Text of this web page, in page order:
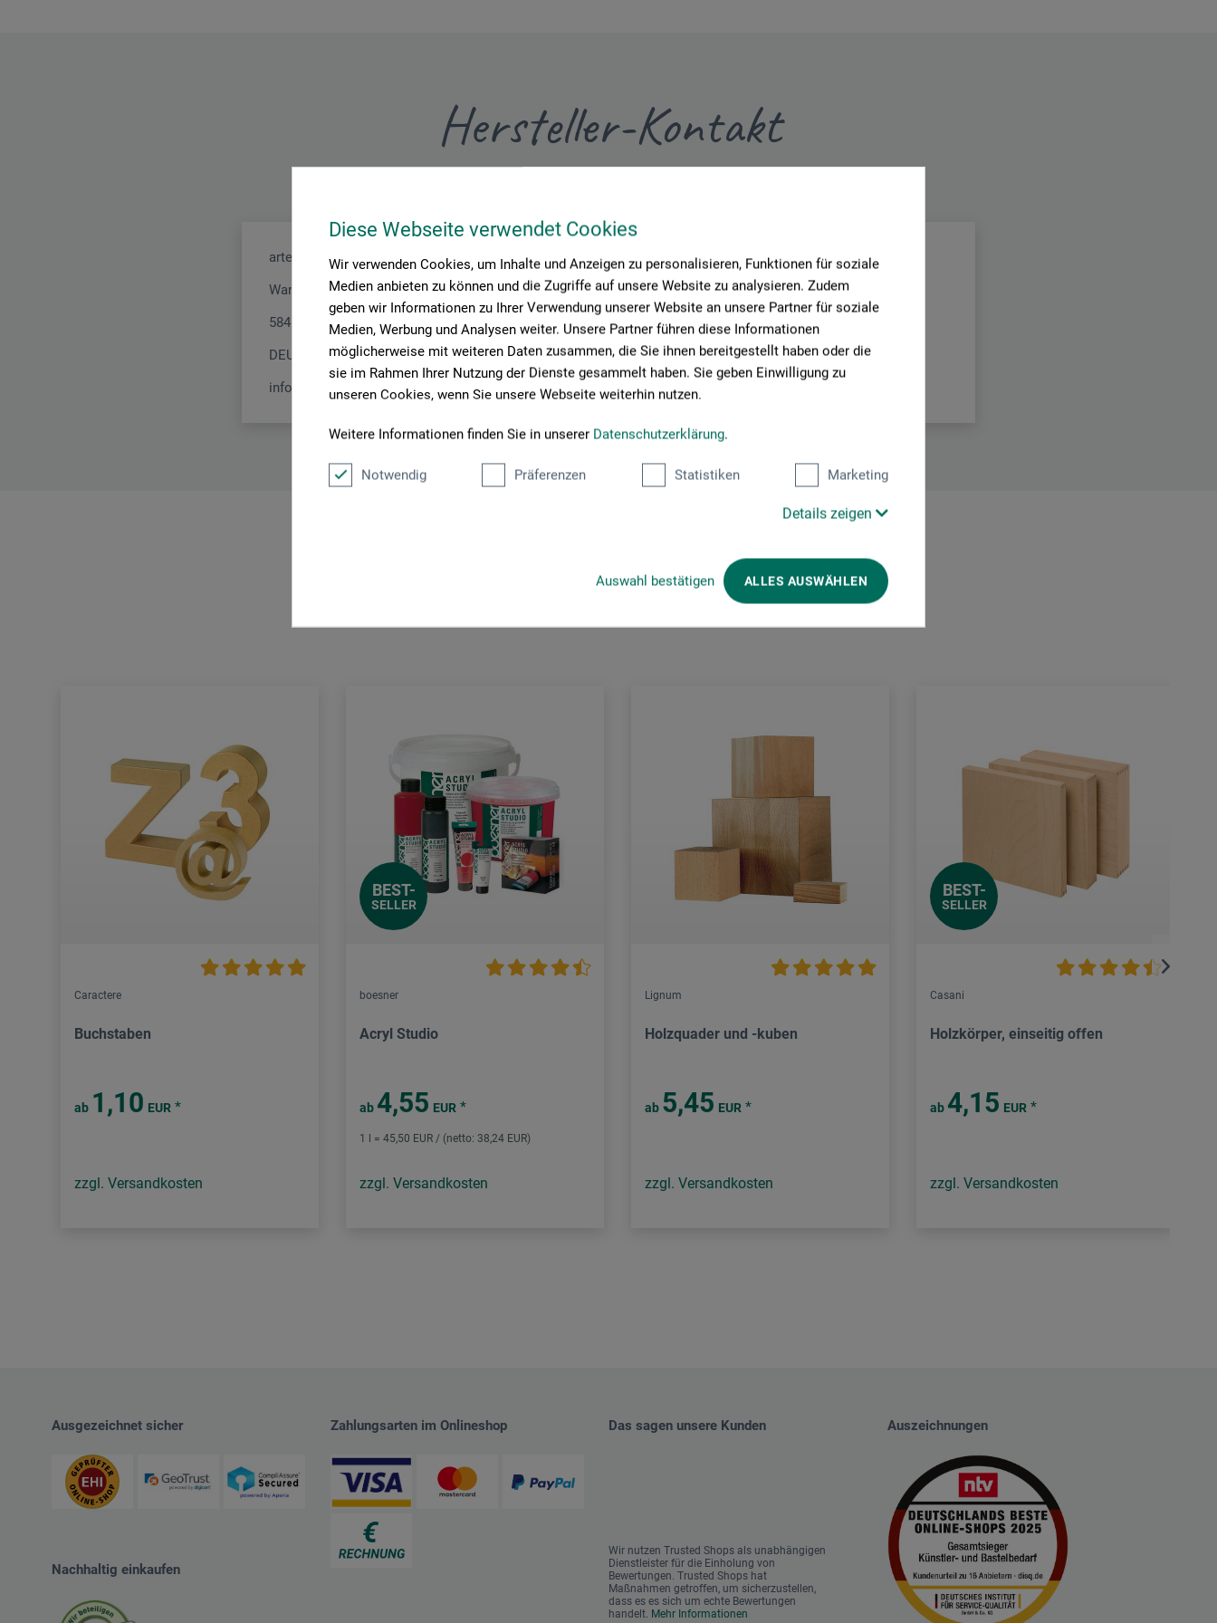
Diese Webseite verwendet Cookies
Wir verwenden Cookies, um Inhalte und Anzeigen zu personalisieren, Funktionen für soziale
Medien anbieten zu können und die Zugriffe auf unsere Website zu analysieren. Zudem
geben wir Informationen zu Ihrer Verwendung unserer Website an unsere Partner für soziale
Medien, Werbung und Analysen weiter. Unsere Partner führen diese Informationen
möglicherweise mit weiteren Daten zusammen, die Sie ihnen bereitgestellt haben oder die
sie im Rahmen Ihrer Nutzung der Dienste gesammelt haben. Sie geben Einwilligung zu
unseren Cookies, wenn Sie unsere Webseite weiterhin nutzen.
Weitere Informationen finden Sie in unserer Datenschutzerklärung.
Notwendig Präferenzen Statistiken Marketing
Details zeigen
Auswahl bestätigen ALLES AUSWÄHLEN
Hersteller-Kontakt
arteveri GmbH
Wannen 50
58455 Witten
DEUTSCHLAND
info@arteveri-kuenstlermaterial.de
Kunden kauften auch
Caractere
Buchstaben
ab 1,10 EUR *
zzgl. Versandkosten
BEST-
SELLER
boesner
Acryl Studio
ab 4,55 EUR *
1 l = 45,50 EUR / (netto: 38,24 EUR)
zzgl. Versandkosten
Lignum
Holzquader und -kuben
ab 5,45 EUR *
zzgl. Versandkosten
BEST-
SELLER
Casani
Holzkörper, einseitig offen
ab 4,15 EUR *
zzgl. Versandkosten
Ausgezeichnet sicher
Nachhaltig einkaufen
Zahlungsarten im Onlineshop Das sagen unsere Kunden
Wir nutzen Trusted Shops als unabhängigen
Dienstleister für die Einholung von
Bewertungen. Trusted Shops hat
Maßnahmen getroffen, um sicherzustellen,
dass es es sich um echte Bewertungen
handelt. Mehr Informationen
Auszeichnungen